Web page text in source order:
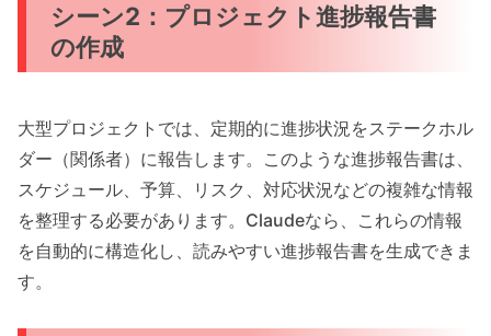
シーン2：プロジェクト進捗報告書
の作成
大型プロジェクトでは、定期的に進捗状況をステークホル
ダー（関係者）に報告します。このような進捗報告書は、
スケジュール、予算、リスク、対応状況などの複雑な情報
を整理する必要があります。Claudeなら、これらの情報
を自動的に構造化し、読みやすい進捗報告書を生成できま
す。